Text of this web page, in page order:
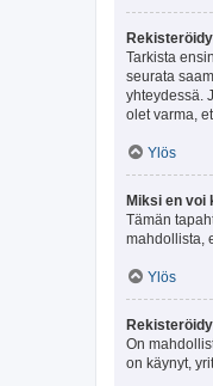
Tarkista
seurata
yhteydessä.
olet varma,
Ylös
Miksi en voi
Tämän
mahdollista,
Ylös
On
on käynyt,